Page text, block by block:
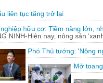
liên tục tăng trở lại
hữu cơ: Tiềm năng lớn,
NINH-Hiện nay, nông sản
Phó Thủ tướng: 'Nông
Mở